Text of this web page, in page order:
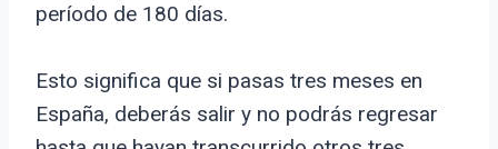
período de 180 días.
Esto significa que si pasas tres meses en
España, deberás salir y no podrás regresar